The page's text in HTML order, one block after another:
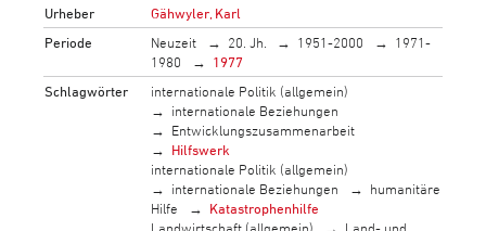
Urheber
Gähwyler, Karl
Periode
Neuzeit 20. Jh. 1951-2000
1971-
1980
1977
Schlagwörter
internationale Politik (allgemein)
internationale Beziehungen
Entwicklungszusammenarbeit
Hilfswerk
internationale Politik (allgemein)
internationale Beziehungen
humanitäre
Hilfe
Katastrophenhilfe